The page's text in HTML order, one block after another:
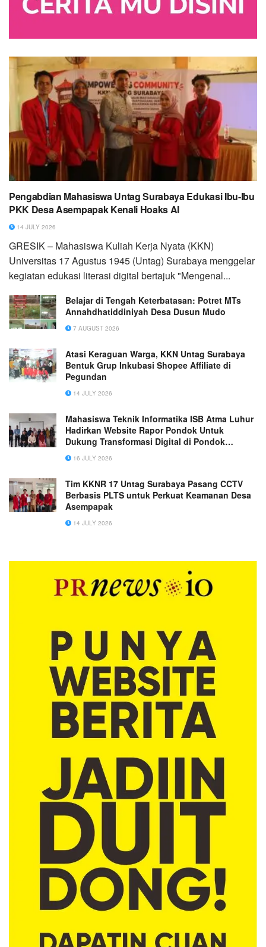
Pengabdian Mahasiswa Untag Surabaya Edukasi Ibu-Ibu
PKK Desa Asempapak Kenali Hoaks AI
14 JULY 2026
GRESIK – Mahasiswa Kuliah Kerja Nyata (KKN)
Universitas 17 Agustus 1945 (Untag) Surabaya menggelar
kegiatan edukasi literasi digital bertajuk "Mengenal...
Belajar di Tengah Keterbatasan: Potret MTs
Annahdhatiddiniyah Desa Dusun Mudo
7 AUGUST 2026
Atasi Keraguan Warga, KKN Untag Surabaya
Bentuk Grup Inkubasi Shopee Affiliate di
Pegundan
14 JULY 2026
Mahasiswa Teknik Informatika ISB Atma Luhur
Hadirkan Website Rapor Pondok Untuk
Dukung Transformasi Digital di Pondok
Modern Daarul Abror
16 JULY 2026
Tim KKNR 17 Untag Surabaya Pasang CCTV
Berbasis PLTS untuk Perkuat Keamanan Desa
Asempapak
14 JULY 2026